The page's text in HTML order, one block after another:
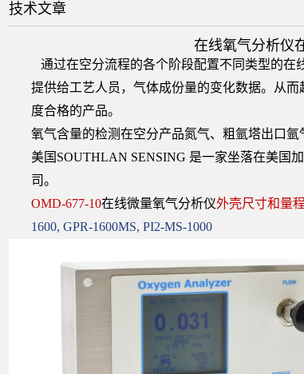
技术文章
在线氧气分析仪
通过在空分流程的各个阶段配置不同类型的在
提供给工艺人员，气体成份量的变化数据。从
度合格的产品。
氧气含量的检测在空分产品氮气、粗氩塔出口氩
美国SOUTHLAN SENSING 是一家坐落在美国
司。
OMD-677-10在线微量氧气分析仪外壳尺寸和量程
1600, GPR-1600MS, PI2-MS-1000